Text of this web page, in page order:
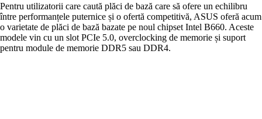
Pentru utilizatorii care caută plăci de bază care să ofere un echilibru
între performanțele puternice și o ofertă competitivă, ASUS oferă acum
o varietate de plăci de bază bazate pe noul chipset Intel B660. Aceste
modele vin cu un slot PCIe 5.0, overclocking de memorie și suport
pentru module de memorie DDR5 sau DDR4.